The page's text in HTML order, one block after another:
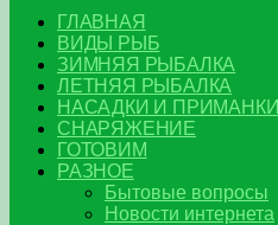
ГЛАВНАЯ
ВИДЫ РЫБ
ЗИМНЯЯ РЫБАЛКА
ЛЕТНЯЯ РЫБАЛКА
НАСАДКИ И ПРИМАНКИ
СНАРЯЖЕНИЕ
ГОТОВИМ
РАЗНОЕ
Бытовые вопросы
Новости интернета